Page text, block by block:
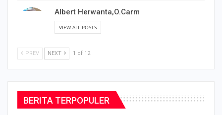
Albert Herwanta,O.Carm
VIEW ALL POSTS
PREV NEXT 1 of 12
BERITA TERPOPULER